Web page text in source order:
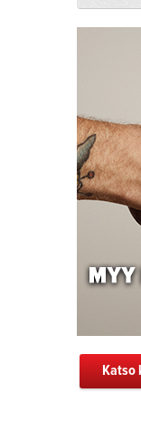
Katso